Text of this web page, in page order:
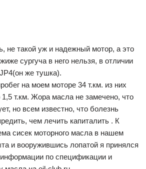
не такой уж и надежный мотор, а это
сургуча в него нельзя, в отличии
же тушка).
на моем моторе 34 т.км. из них
1,5 т.км. Жора масла не замечено, что
но всем известно, что болезнь
чем лечить капиталить . К
сисек моторного масла в нашем
и вооружившись лопатой я принялся
по спецификации и